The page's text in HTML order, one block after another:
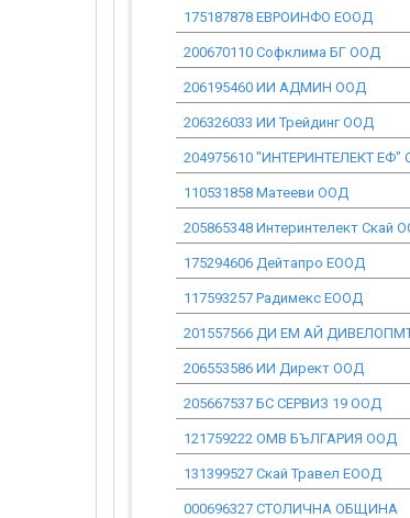
175187878 ЕВРОИНФО ЕООД
200670110 Софклима БГ ООД
206195460 ИИ АДМИН ООД
206326033 ИИ Трейдинг ООД
204975610 "ИНТЕРИНТЕЛЕКТ ЕФ"
110531858 Матееви ООД
205865348 Интеринтелект Скай
175294606 Дейтапро ЕООД
117593257 Радимекс ЕООД
201557566 ДИ ЕМ АЙ
206553586 ИИ Директ ООД
205667537 БС СЕРВИЗ 19 ООД
121759222 ОМВ БЪЛГАРИЯ ООД
131399527 Скай Травел ЕООД
000696327 СТОЛИЧНА ОБЩИНА